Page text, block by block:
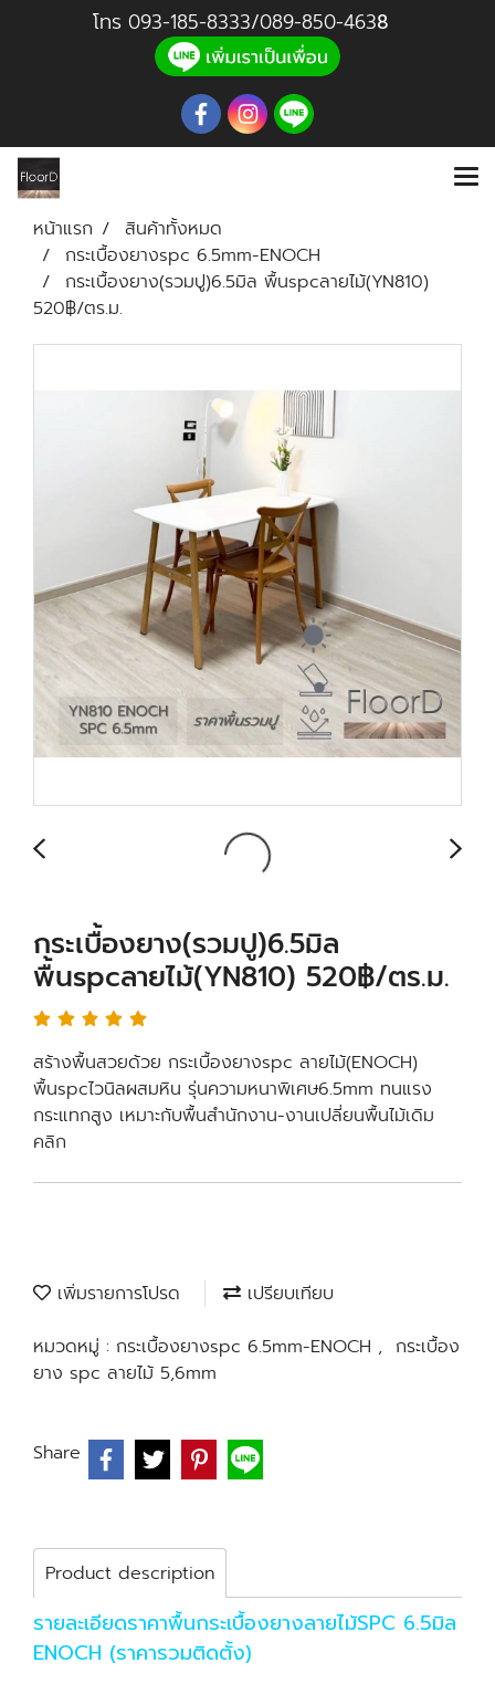
โทร 093-185-8333/089-850-4638
หน้าแรก
สินค้าทั้งหมด
กระเบื้องยางspc 6.5mm-ENOCH
กระเบื้องยาง(รวมปู)6.5มิล พื้นspcลายไม้(YN810)
520฿/ตร.ม.
กระเบื้องยาง(รวมปู)6.5มิล
พื้นspcลายไม้(YN810) 520฿/ตร.ม.
สร้างพื้นสวยด้วย กระเบื้องยางspc ลายไม้(ENOCH)
พื้นspcไวนิลผสมหิน รุ่นความหนาพิเศษ6.5mm ทนแรง
กระแทกสูง เหมาะกับพื้นสำนักงาน-งานเปลี่ยนพื้นไม้เดิม
คลิก
เพิ่มรายการโปรด
เปรียบเทียบ
หมวดหมู่ : กระเบื้องยางspc 6.5mm-ENOCH , กระเบื้อง
ยาง spc ลายไม้ 5,6mm
Share
Product description
รายละเอียดราคาพื้นกระเบื้องยางลายไม้SPC 6.5มิล
ENOCH (ราคารวมติดตั้ง)